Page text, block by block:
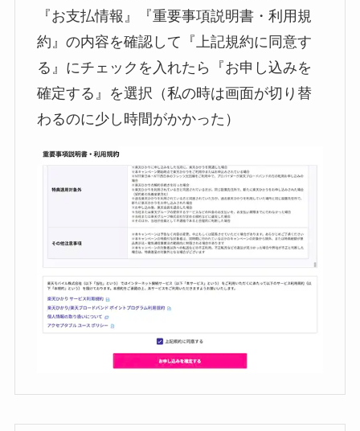
『お支払情報』『重要事項説明書・利用規
約』の内容を確認して『上記規約に同意す
る』にチェックを入れたら『お申し込みを
確定する』を選択（私の時は画面が切り替
わるのに少し時間がかかった）